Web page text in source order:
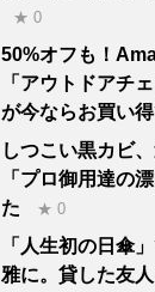
★ 0
50%オフも！
「アウトドアチ
が今ならお買い
しつこい黒カビ
「プロ御用達の
た
★ 0
「人生初の日傘
雅に。貸した友